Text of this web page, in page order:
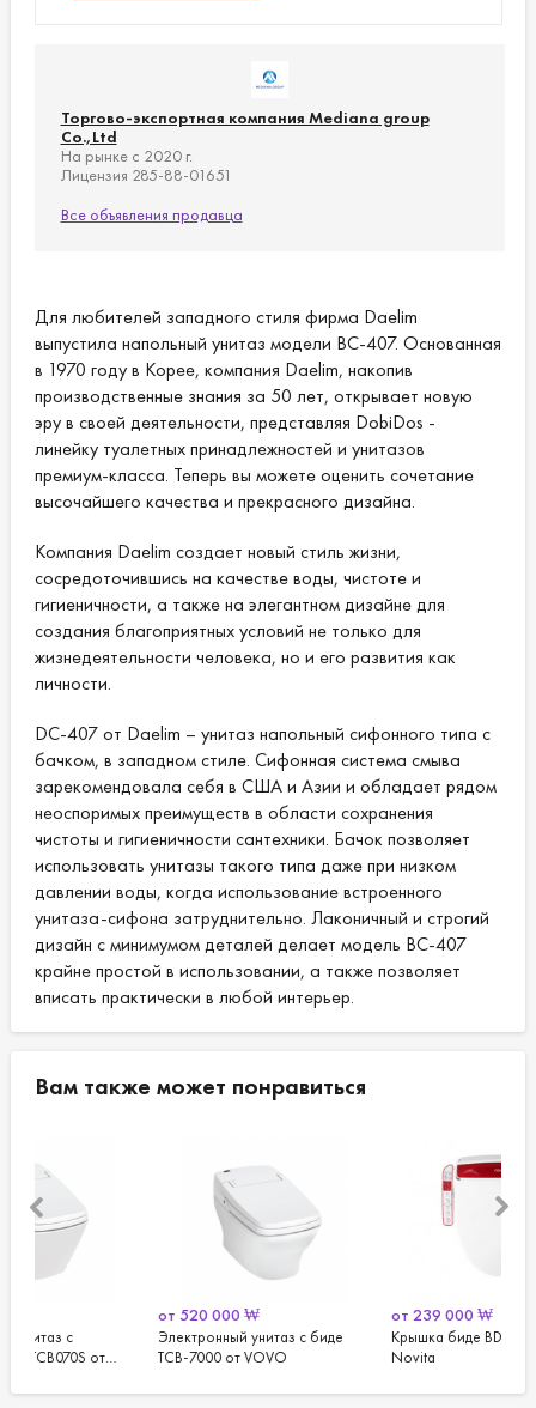
Торгово-экспортная компания Mediana group
Co.,Ltd
На рынке с 2020 г.
Лицензия 285-88-01651
Все объявления продавца
Для любителей западного стиля фирма Daelim
выпустила напольный унитаз модели ВС-407. Основанная
в 1970 году в Корее, компания Daelim, накопив
производственные знания за 50 лет, открывает новую
эру в своей деятельности, представляя DobiDos -
линейку туалетных принадлежностей и унитазов
премиум-класса. Теперь вы можете оценить сочетание
высочайшего качества и прекрасного дизайна.
Компания Daelim создает новый стиль жизни,
сосредоточившись на качестве воды, чистоте и
гигиеничности, а также на элегантном дизайне для
создания благоприятных условий не только для
жизнедеятельности человека, но и его развития как
личности.
DС-407 от Daelim – унитаз напольный сифонного типа с
бачком, в западном стиле. Сифонная система смыва
зарекомендовала себя в США и Азии и обладает рядом
неоспоримых преимуществ в области сохранения
чистоты и гигиеничности сантехники. Бачок позволяет
использовать унитазы такого типа даже при низком
давлении воды, когда использование встроенного
унитаза-сифона затруднительно. Лаконичный и строгий
дизайн с минимумом деталей делает модель ВС-407
крайне простой в использовании, а также позволяет
вписать практически в любой интерьер.
Вам также может понравиться
Электронный унитаз с биде
TCB-7000 от VOVO
Крышка биде BD-KA433SY от
Novita